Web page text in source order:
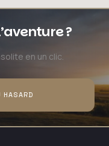
?
en un clic.
HASARD